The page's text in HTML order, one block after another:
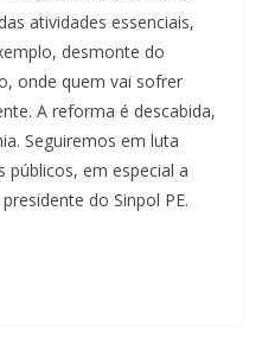
atividades essenciais,
desmonte do
onde quem vai sofrer
A reforma é descabida,
Seguiremos em luta
públicos, em especial a
do Sinpol PE.